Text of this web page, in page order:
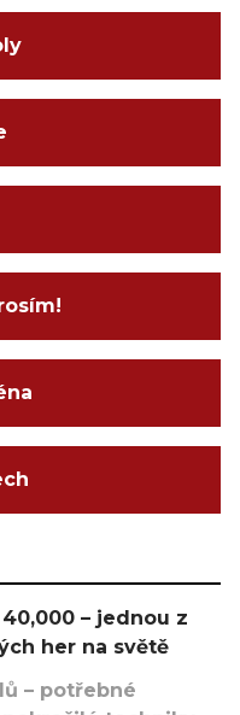
– jednou z
her na světě
– potřebné